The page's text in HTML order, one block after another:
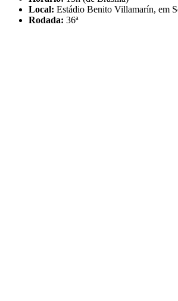
Local: Estádio Benito Villamarín, em
Rodada: 36ª